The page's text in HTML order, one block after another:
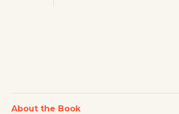
About the Book